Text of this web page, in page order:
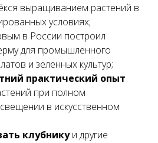
выращиванием растений в
условиях;
в России построил
для промышленного
и зеленных культур;
практический опыт
при полном
в искусственном
клубникуи другие